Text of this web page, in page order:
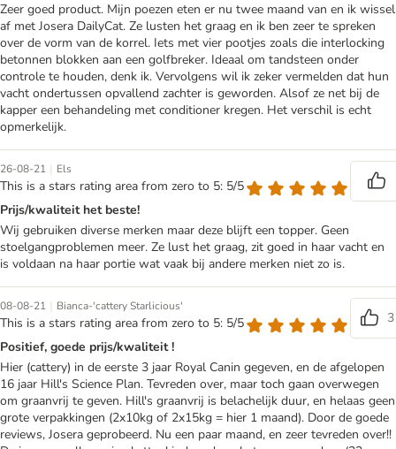
Zeer goed product. Mijn poezen eten er nu twee maand van en ik wissel
af met Josera DailyCat. Ze lusten het graag en ik ben zeer te spreken
over de vorm van de korrel. Iets met vier pootjes zoals die interlocking
betonnen blokken aan een golfbreker. Ideaal om tandsteen onder
controle te houden, denk ik. Vervolgens wil ik zeker vermelden dat hun
vacht ondertussen opvallend zachter is geworden. Alsof ze net bij de
kapper een behandeling met conditioner kregen. Het verschil is echt
opmerkelijk.
26-08-21 | Els
This is a stars rating area from zero to 5: 5/5
Prijs/kwaliteit het beste!
Wij gebruiken diverse merken maar deze blijft een topper. Geen
stoelgangproblemen meer. Ze lust het graag, zit goed in haar vacht en
is voldaan na haar portie wat vaak bij andere merken niet zo is.
08-08-21 | Bianca-'cattery Starlicious'
This is a stars rating area from zero to 5: 5/5
3
Positief, goede prijs/kwaliteit !
Hier (cattery) in de eerste 3 jaar Royal Canin gegeven, en de afgelopen
16 jaar Hill's Science Plan. Tevreden over, maar toch gaan overwegen
om graanvrij te geven. Hill's graanvrij is belachelijk duur, en helaas geen
grote verpakkingen (2x10kg of 2x15kg = hier 1 maand). Door de goede
reviews, Josera geprobeerd. Nu een paar maand, en zeer tevreden over!!